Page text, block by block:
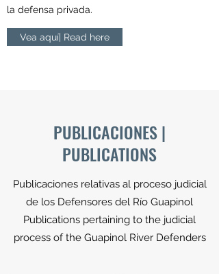
la defensa privada.
Vea aquí| Read here
PUBLICACIONES |
PUBLICATIONS
Publicaciones relativas al proceso judicial
de los Defensores del Río Guapinol
Publications pertaining to the judicial
process of the Guapinol River Defenders